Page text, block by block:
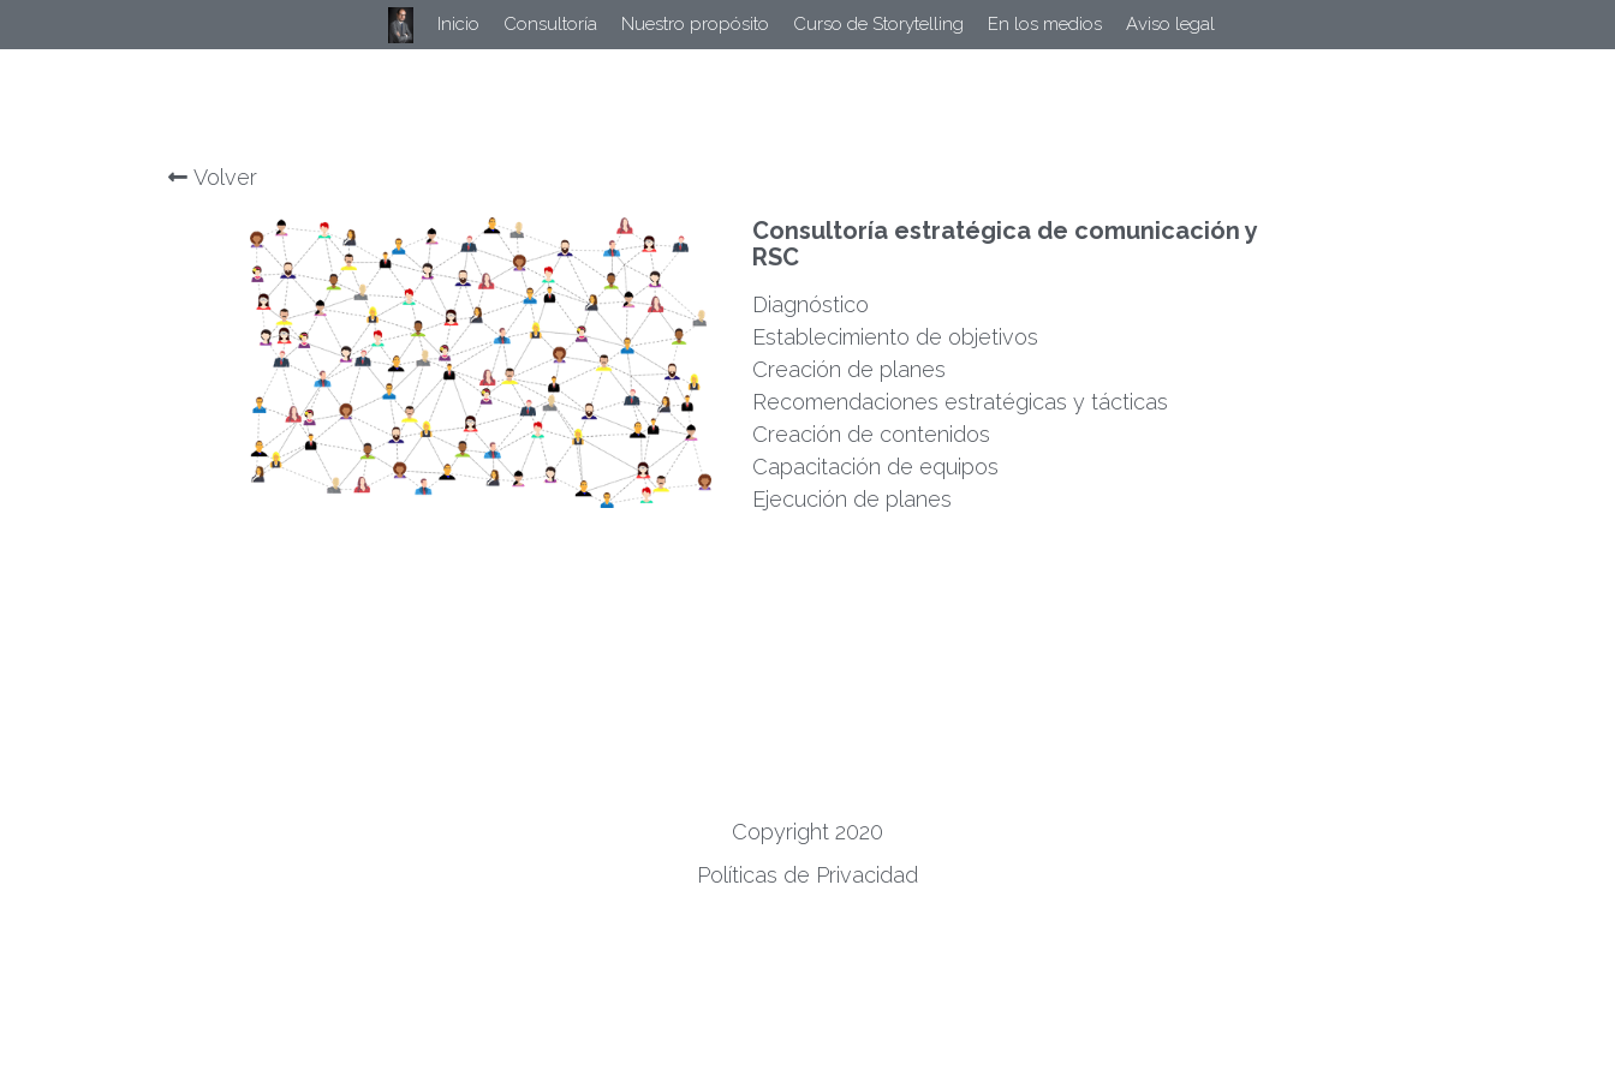
Inicio Consultoría Nuestro propósito Curso de Storytelling En los medios Aviso legal
Volver
Consultoría estratégica de comunicación y
RSC
Diagnóstico
Establecimiento de objetivos
Creación de planes
Recomendaciones estratégicas y tácticas
Creación de contenidos
Capacitación de equipos
Ejecución de planes
Copyright 2020
Políticas de Privacidad